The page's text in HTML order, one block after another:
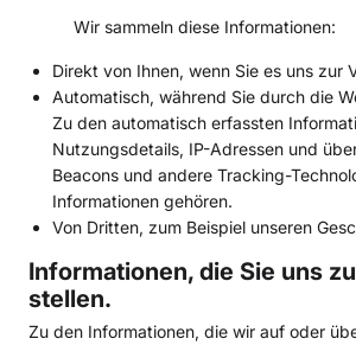
Wir sammeln diese Informationen:
Direkt von Ihnen, wenn Sie es uns zur
Automatisch, während Sie durch die
Zu den automatisch erfassten
Nutzungsdetails, IP-Adressen und
Beacons und andere Tracking-
Informationen gehören.
Von Dritten, zum Beispiel unseren
Informationen, die Sie uns
stellen.
Zu den Informationen, die wir auf oder